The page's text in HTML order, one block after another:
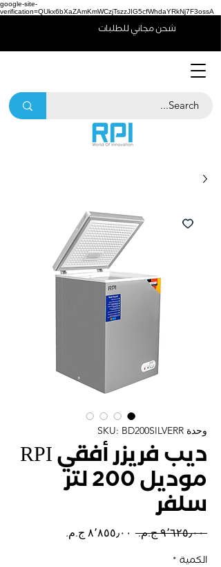
google-site-
verification=QUkx6bXaZAmKmWCzjTszzJIG5cfWhdaYRkNj7F3ossA
وحدة SKU: BD200SILVERR
ديب فريزر أفقي RPI
موديل 200 لتر
سلفر
‏٩٬٦٢٥٫٠٠ ج.م.‏
سعر
الكمية *